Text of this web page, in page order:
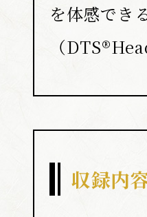
を体感でき
（
収録内